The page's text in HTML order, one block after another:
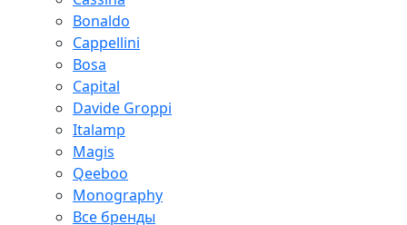
Bonaldo
Cappellini
Bosa
Capital
Davide Groppi
Italamp
Magis
Qeeboo
Monography
Все бренды